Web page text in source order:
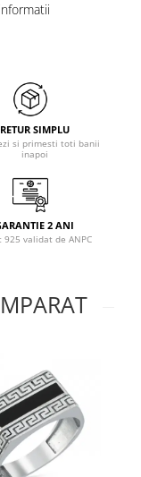
RETUR SIMPLU
si primesti toti banii
inapoi
2 ANI
925 validat de ANPC